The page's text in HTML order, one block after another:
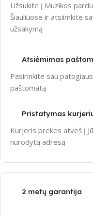
Užsukite į Muzikos
Šiauliuose ir atsiimkite
užsakymą
Atsiėmimas
Pasirinkite sau
paštomatą
Pristatymas
Kurjeris prekes atveš į
nurodytą adresą
2 metų garantija